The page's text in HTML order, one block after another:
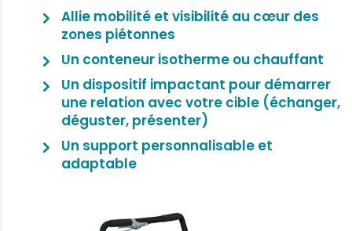
Allie mobilité et visibilité au cœur des
zones piétonnes
Un conteneur isotherme ou chauffant
Un dispositif impactant pour démarrer
une relation avec votre cible (échanger,
déguster, présenter)
Un support personnalisable et
adaptable